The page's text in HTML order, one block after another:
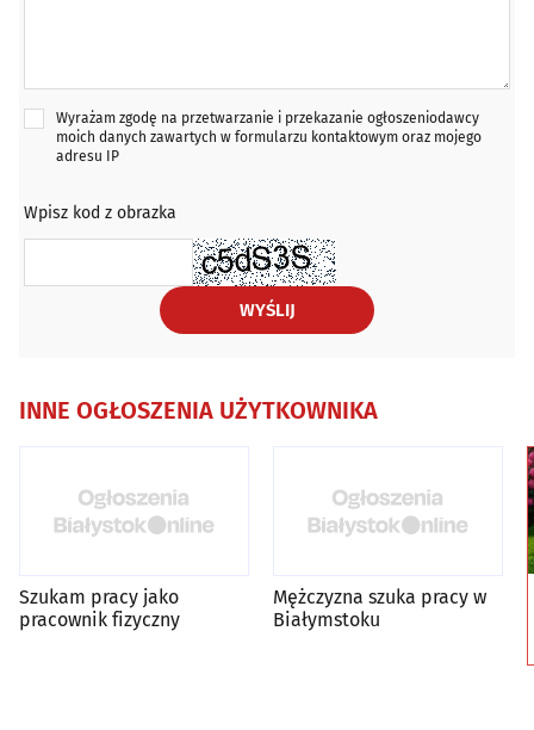
Wyrażam zgodę na przetwarzanie i przekazanie ogłoszeniodawcy
moich danych zawartych w formularzu kontaktowym oraz mojego
adresu IP
Wpisz kod z obrazka
WYŚLIJ
INNE OGŁOSZENIA UŻYTKOWNIKA
Szukam pracy jako
pracownik fizyczny
Mężczyzna szuka pracy w
Białymstoku